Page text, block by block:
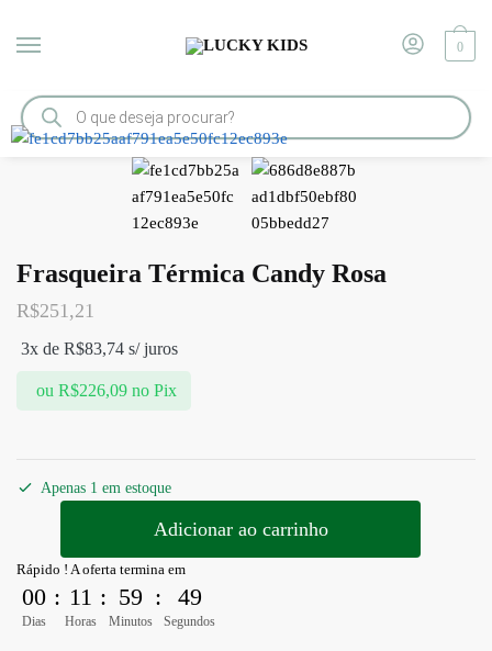
0
Início / FRASQUEIRAS / Frasqueira Térmica Candy Rosa
Frasqueira Térmica Candy Rosa
R$251,21
ou R$226,09 no Pix
3x de R$83,74 s/ juros
Apenas 1 em estoque
Adicionar ao carrinho
Rápido ! A oferta termina em
00
Dias
: 11
Horas
: 59
Minutos
: 49
Segundos